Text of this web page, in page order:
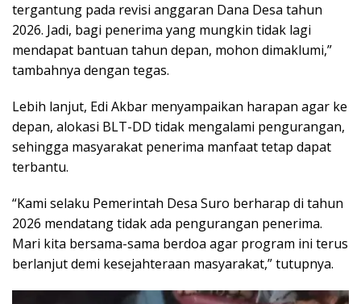
tergantung pada revisi anggaran Dana Desa tahun
2026. Jadi, bagi penerima yang mungkin tidak lagi
mendapat bantuan tahun depan, mohon dimaklumi,”
tambahnya dengan tegas.
Lebih lanjut, Edi Akbar menyampaikan harapan agar ke
depan, alokasi BLT-DD tidak mengalami pengurangan,
sehingga masyarakat penerima manfaat tetap dapat
terbantu.
“Kami selaku Pemerintah Desa Suro berharap di tahun
2026 mendatang tidak ada pengurangan penerima.
Mari kita bersama-sama berdoa agar program ini terus
berlanjut demi kesejahteraan masyarakat,” tutupnya.